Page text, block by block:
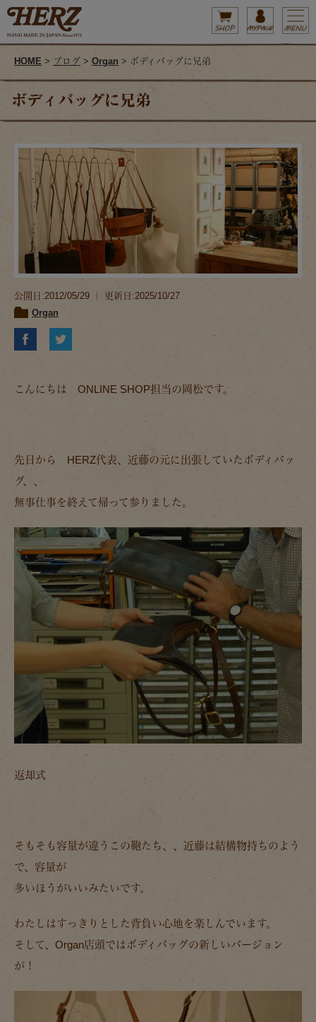
HOME > ブログ > Organ > ボディバッグに兄弟
ボディバッグに兄弟
公開日:2012/05/29 ｜ 更新日:2025/10/27
Organ
こんにちは ONLINE SHOP担当の岡松です。
先日から HERZ代表、近藤の元に出張していたボディバッ
グ、、
無事仕事を終えて帰って参りました。
返却式
そもそも容量が違うこの鞄たち、、近藤は結構物持ちのよう
で、容量が
多いほうがいいみたいです。
わたしはすっきりとした背負い心地を楽しんでいます。
そして、Organ店頭ではボディバッグの新しいバージョン
が！